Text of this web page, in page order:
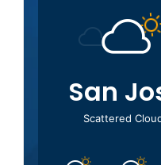
San
Scattered